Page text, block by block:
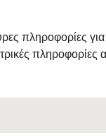
πληροφορίες